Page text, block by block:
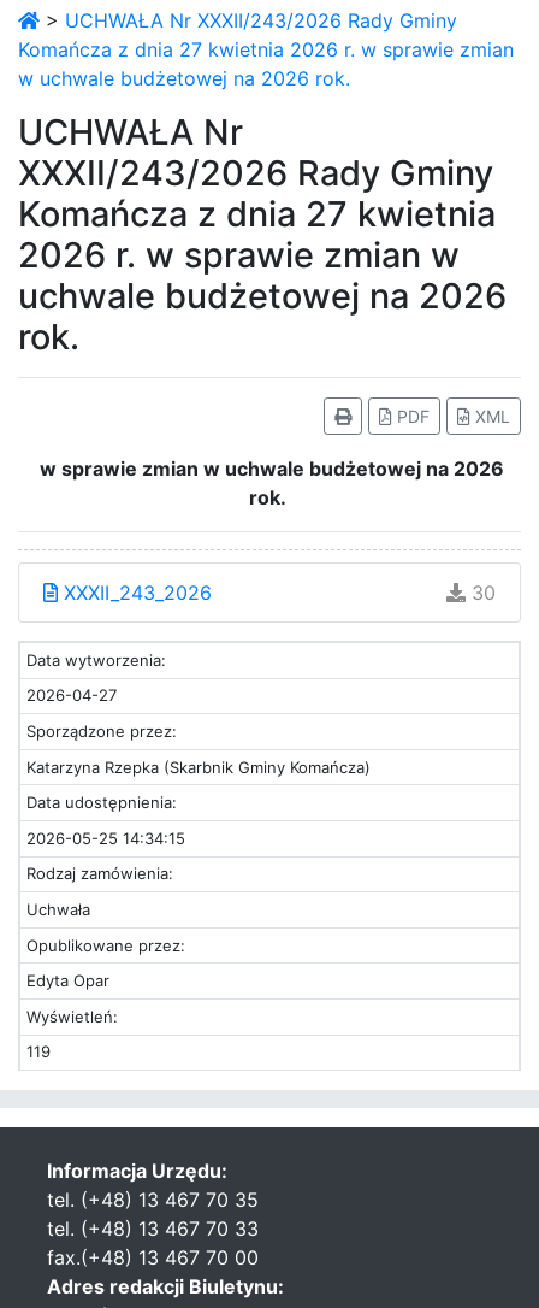
> UCHWAŁA Nr XXXII/243/2026 Rady Gminy
Komańcza z dnia 27 kwietnia 2026 r. w sprawie zmian
w uchwale budżetowej na 2026 rok.
UCHWAŁA Nr
XXXII/243/2026 Rady Gminy
Komańcza z dnia 27 kwietnia
2026 r. w sprawie zmian w
uchwale budżetowej na 2026
rok.
PDF XML
w sprawie zmian w uchwale budżetowej na 2026
rok.
XXXII_243_2026 30
Data wytworzenia:
2026-04-27
Sporządzone przez:
Katarzyna Rzepka (Skarbnik Gminy Komańcza)
Data udostępnienia:
2026-05-25 14:34:15
Rodzaj zamówienia:
Uchwała
Opublikowane przez:
Edyta Opar
Wyświetleń:
119
Informacja Urzędu:
tel. (+48) 13 467 70 35
tel. (+48) 13 467 70 33
fax.(+48) 13 467 70 00
Adres redakcji Biuletynu: